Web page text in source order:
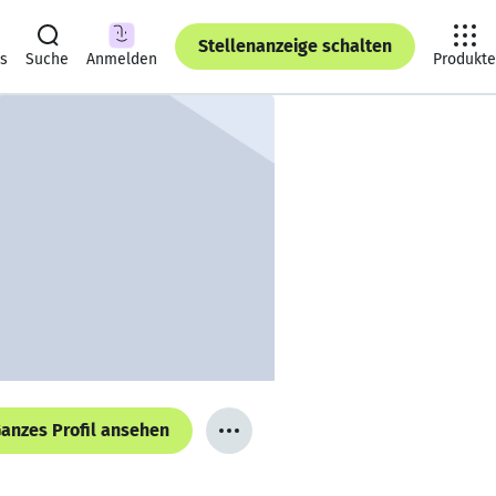
Suche Anmelden
Stellenanzeige schalten
Produkte
Profil ansehen